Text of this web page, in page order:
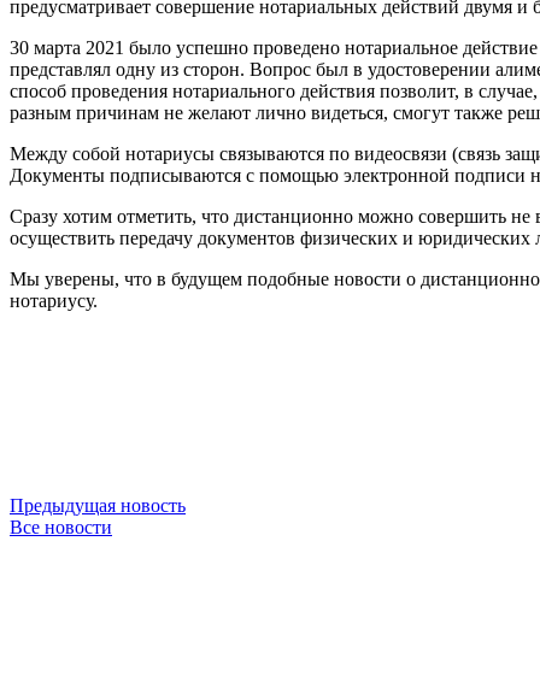
предусматривает совершение нотариальных действий двумя и
30 марта 2021 было успешно проведено нотариальное
представлял одну из сторон. Вопрос был в удостоверении
способ проведения нотариального действия позволит, в
разным причинам не желают лично видеться, смогут также
Между собой нотариусы связываются по видеосвязи (связь
Документы подписываются с помощью электронной подписи
Сразу хотим отметить, что дистанционно можно совершить не
осуществить передачу документов физических и
Мы уверены, что в будущем подобные новости о
нотариусу.
Предыдущая новость
Все новости